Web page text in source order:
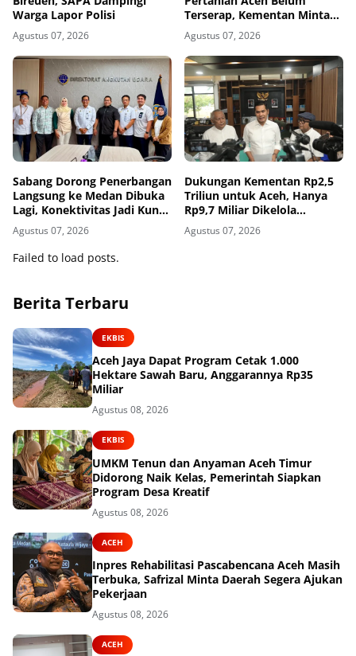
Warga Lapor Polisi
Agustus 07, 2026
Terserap, Kementan Minta
Pemda Kejar Waktu
Agustus 07, 2026
Sabang Dorong Penerbangan
Langsung ke Medan Dibuka
Lagi, Konektivitas Jadi Kunci
Pariwisata Pulau Weh
Agustus 07, 2026
Dukungan Kementan Rp2,5
Triliun untuk Aceh, Hanya
Rp9,7 Miliar Dikelola
Pemerintah Aceh
Agustus 07, 2026
Failed to load posts.
Berita Terbaru
EKBIS
Aceh Jaya Dapat Program Cetak 1.000
Hektare Sawah Baru, Anggarannya Rp35
Miliar
Agustus 08, 2026
EKBIS
UMKM Tenun dan Anyaman Aceh Timur
Didorong Naik Kelas, Pemerintah Siapkan
Program Desa Kreatif
Agustus 08, 2026
ACEH
Inpres Rehabilitasi Pascabencana Aceh Masih
Terbuka, Safrizal Minta Daerah Segera Ajukan
Pekerjaan
Agustus 08, 2026
ACEH